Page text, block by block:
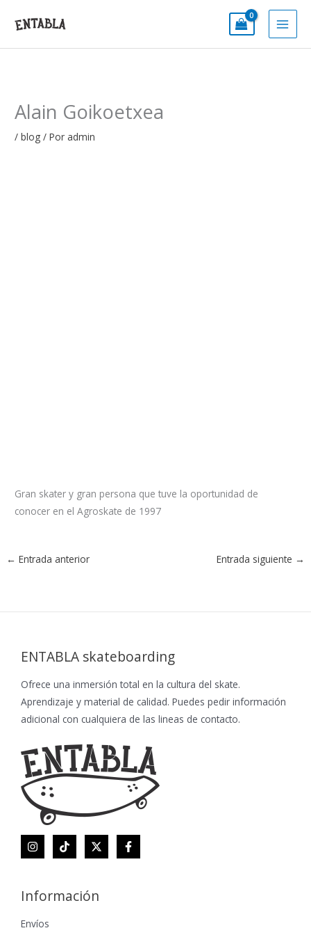
Alain Goikoetxea
/blog / Por admin
Gran skater y gran persona que tuve la oportunidad de
conocer en el Agroskate de 1997
← Entrada anterior Entrada siguiente →
ENTABLA skateboarding
Ofrece una inmersión total en la cultura del skate.
Aprendizaje y material de calidad. Puedes pedir información
adicional con cualquiera de las lineas de contacto.
Información
Envíos